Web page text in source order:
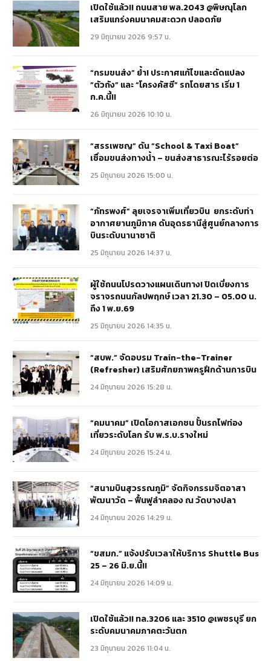
เปิดใช้แล้ว!! ถนนสาย พล.2043 @พิษณุโลก
เสริมแกร่งคมนาคมสะดวก ปลอดภัย
29 มิถุนายน 2026 9:57 น.
“กรมขนส่ง” ย้ำ! ประกาศแก้ไขและดัดแปลง
“ตัวถัง” และ “โครงคัสซี” รถโดยสาร เริ่ม 1
ก.ค.นี้!!
26 มิถุนายน 2026 10:10 น.
“สรรเพชญ” ดัน “School & Taxi Boat”
เชื่อมขนส่งทางน้ำ – ขนส่งสาธารณะไร้รอยต่อ
25 มิถุนายน 2026 15:00 น.
“ภัทรพงศ์” ลุยเจรจาเพิ่มเที่ยวบิน ยกระดับท่า
อากาศยานภูมิภาค ดันอุดรธานีสู่ศูนย์กลางการ
บินระดับนานาชาติ
25 มิถุนายน 2026 14:37 น.
ผู้ใช้ถนนโปรดวางแผนเดินทาง! ปิดเบี่ยงการ
จราจรถนนกัลปพฤกษ์ เวลา 21.30 – 05.00 น.
ถึง 1 พ.ย.69
25 มิถุนายน 2026 14:35 น.
“สบพ.” จัดอบรม Train-the-Trainer
(Refresher) เสริมศักยภาพครูฝึกด้านการบิน
24 มิถุนายน 2026 15:28 น.
“คมนาคม” เปิดโอกาสเอกชน ปั้นรถไฟท่อง
เที่ยวระดับโลก รับ พ.ร.บ.รางใหม่
24 มิถุนายน 2026 15:24 น.
“สนามบินสุวรรณภูมิ” จัดกิจกรรมจิตอาสา
พัฒนาวัด – ฟื้นฟูลำคลอง ณ วัดบางปลา
24 มิถุนายน 2026 14:29 น.
“ขสมก.” แจ้งปรับเวลาให้บริการ Shuttle Bus
25 – 26 มิ.ย.นี้!!
24 มิถุนายน 2026 14:09 น.
เปิดใช้แล้ว!! ทล.3206 และ 3510 @เพชรบุรี ยก
ระดับคมนาคมภาคตะวันตก
23 มิถุนายน 2026 11:04 น.